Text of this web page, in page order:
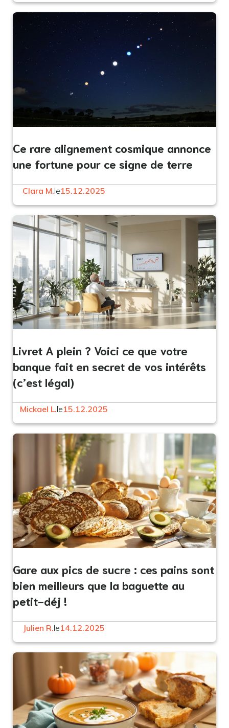
Ce rare alignement cosmique annonce
une fortune pour ce signe de terre
Clara M.le15.12.2025
Livret A plein ? Voici ce que votre
banque fait en secret de vos intérêts
(c’est légal)
Mickael L.le15.12.2025
Gare aux pics de sucre : ces pains sont
bien meilleurs que la baguette au
petit-déj !
Julien R.le14.12.2025